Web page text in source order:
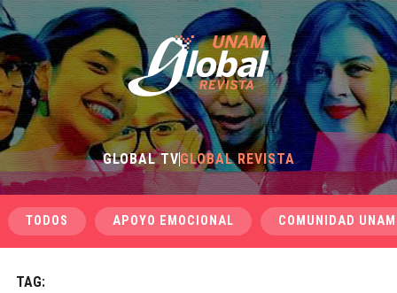
GLOBAL TVGLOBAL REVISTA
TODOS APOYO EMOCIONAL COMUNIDAD UNAM
TAG: